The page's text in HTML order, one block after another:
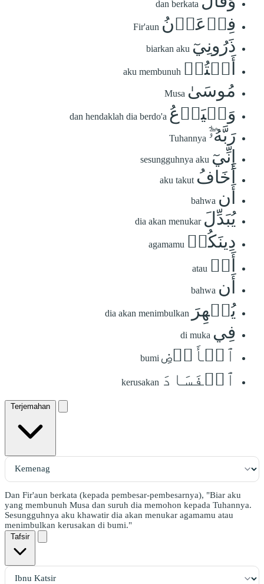
dan berkata
فِرۡعَوۡنُ Fir'aun
ذَرُونِيٓ biarkan aku
أَقۡتُلۡ aku membunuh
مُوسَىٰ Musa
وَلۡيَدۡعُ dan hendaklah dia berdo'a
رَبَّهُۥٓۖ Tuhannya
إِنِّيٓ sesungguhnya aku
أَخَافُ aku takut
أَن bahwa
يُبَدِّلَ dia akan menukar
دِينَكُمۡ agamamu
أَوۡ atau
أَن bahwa
يُظۡهِرَ dia akan menimbulkan
فِي di muka
ٱلۡأَرۡضِ bumi
ٱلۡفَسَادَ kerusakan
Terjemahan
Dan Fir'aun berkata (kepada pembesar-pembesarnya), "Biar aku
yang membunuh Musa dan suruh dia memohon kepada Tuhannya.
Sesungguhnya aku khawatir dia akan menukar agamamu atau
menimbulkan kerusakan di bumi."
Tafsir